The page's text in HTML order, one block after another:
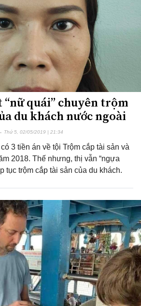
“nữ quái” chuyên trộm
du khách nước ngoài
Thứ 5, 02/05/2019 | 21:34
3 tiền án về tội Trộm cắp tài sản và
2018. Thế nhưng, thị vẫn “ngựa
tục trộm cắp tài sản của du khách.